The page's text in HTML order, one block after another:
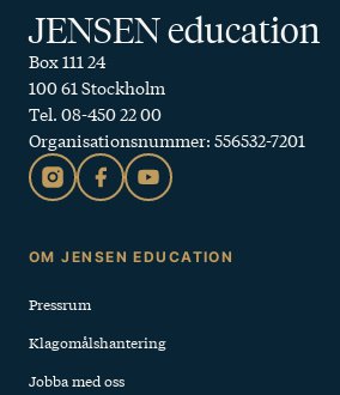
JENSEN education
Box 111 24
100 61 Stockholm
Tel. 08-450 22 00
Organisationsnummer: 556532-7201
Sidfot
OM JENSEN EDUCATION
Pressrum
Klagomålshantering
Jobba med oss